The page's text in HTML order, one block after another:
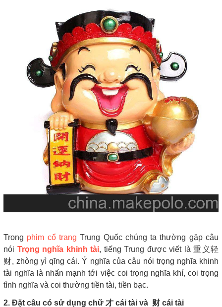
Trong phim cổ trang Trung Quốc chúng ta thường gặp câu
nói Trọng nghĩa khinh tài, tiếng Trung được viết là 重义轻
财, zhòng yì qīng cái. Ý nghĩa của câu nói trọng nghĩa khinh
tài nghĩa là nhấn mạnh tới việc coi trọng nghĩa khí, coi trọng
tình nghĩa và coi thường tiền tài, tiền bạc.
2. Đặt câu có sử dụng chữ 才 cái tài và 财 cái tài